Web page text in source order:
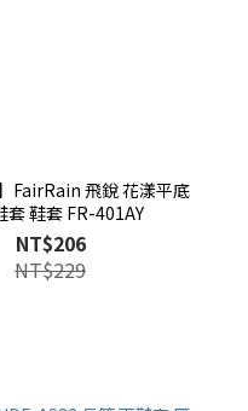
FairRain 飛銳 花漾平底
套 鞋套 FR-401AY
NT$206
NT$229